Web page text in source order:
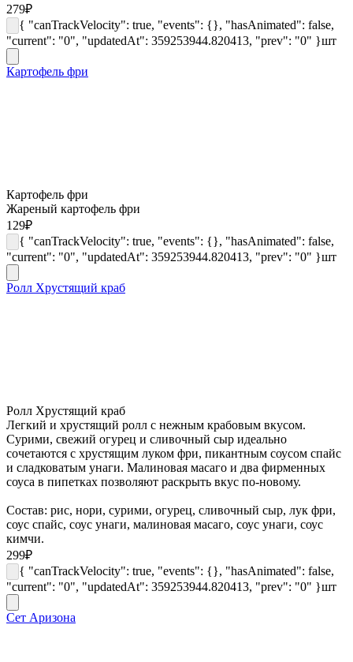
279₽
{ "canTrackVelocity": true, "events": {}, "hasAnimated": false,
"current": "0", "updatedAt": 359253944.820413, "prev": "0" }шт
Картофель фри
Картофель фри
Жареный картофель фри
129₽
{ "canTrackVelocity": true, "events": {}, "hasAnimated": false,
"current": "0", "updatedAt": 359253944.820413, "prev": "0" }шт
Ролл Хрустящий краб
Ролл Хрустящий краб
Легкий и хрустящий ролл с нежным крабовым вкусом.
Сурими, свежий огурец и сливочный сыр идеально
сочетаются с хрустящим луком фри, пикантным соусом спайс
и сладковатым унаги. Малиновая масаго и два фирменных
соуса в пипетках позволяют раскрыть вкус по-новому.
Состав: рис, нори, сурими, огурец, сливочный сыр, лук фри,
соус спайс, соус унаги, малиновая масаго, соус унаги, соус
кимчи.
299₽
{ "canTrackVelocity": true, "events": {}, "hasAnimated": false,
"current": "0", "updatedAt": 359253944.820413, "prev": "0" }шт
Сет Аризона